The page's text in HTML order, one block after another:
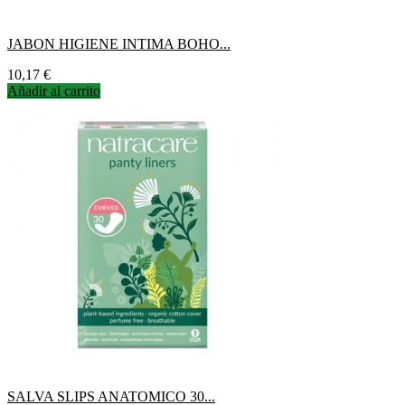
JABON HIGIENE INTIMA BOHO...
Precio
10,17 €
Añadir al carrito
SALVA SLIPS ANATOMICO 30...